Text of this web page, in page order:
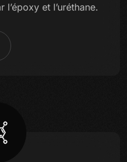
et l’uréthane.